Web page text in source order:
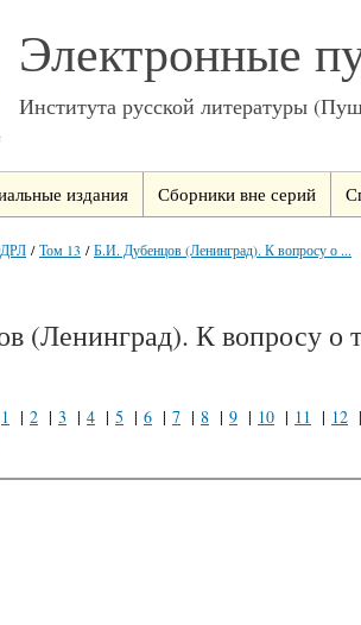
Электронные
Института русской литературы
издания Сборники вне серий
/Том 13 /Б.И. Дубенцов (Ленинград). К вопросу о ...
(Ленинград). К вопросу о
1 | 2 | 3 | 4 | 5 | 6 | 7 | 8 | 9 | 10 | 11 | 12 |